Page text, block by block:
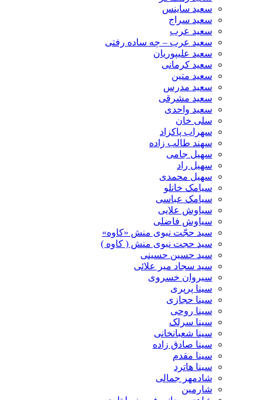
سعید ساینس
سعید سراج
سعید عرب
سعید عرب – چه ساده رفتی
سعید علیپوریان
سعید کرمانی
سعید متین
سعید مدرس
سعید مشرقی
سعید واحدی
سلی خان
سهراب پاکزاد
سهند طالب زاده
سهیل جامی
سهیل راد
سهیل محمدی
سیامک خانلو
سیامک عباسی
سیاوش علایی
سیاوش فاضلی
سید حجّت نبوی منش «کاوه»
سید حجت نبوی منش ( کاوه )
سید حسین حسینى
سید سجاد میر علائی
سیروان خسروی
سینا پرپری
سینا حجازی
سینا روحی
سینا سرلک
سینا شعبانخانی
سینا صادق زاده
سینا مقدم
سینا هاترد
شادمهر جمالی
شارمین